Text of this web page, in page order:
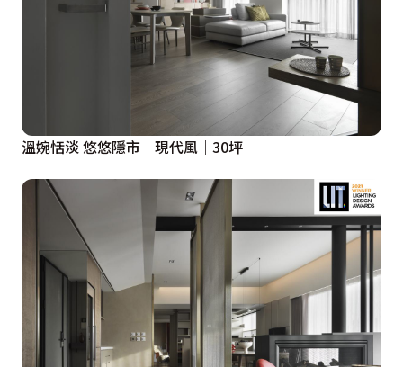
溫婉恬淡 悠悠隱市｜現代風｜30坪